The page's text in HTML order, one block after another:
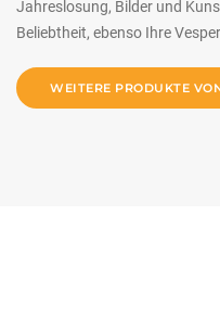
Jahreslosung, Bilder und
Beliebtheit, ebenso Ihre
WEITERE PRODUKTE